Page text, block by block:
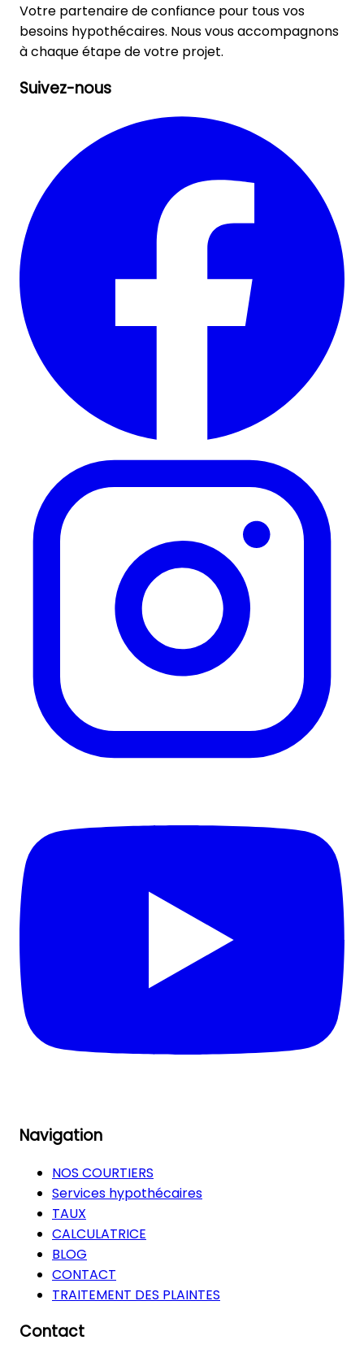
Votre partenaire de confiance pour tous vos
besoins hypothécaires. Nous vous accompagnons
à chaque étape de votre projet.
Suivez-nous
Navigation
NOS COURTIERS
Services hypothécaires
TAUX
CALCULATRICE
BLOG
CONTACT
TRAITEMENT DES PLAINTES
Contact